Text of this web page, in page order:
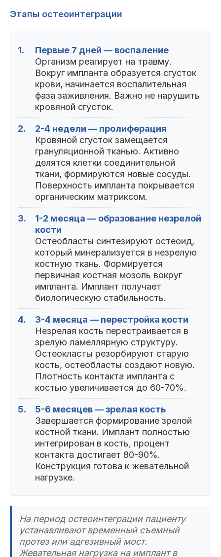
Этапы остеоинтеграции
1.
Первые 7 дней — воспаление
Организм реагирует на травму.
Вокруг импланта образуется сгусток
крови, начинается воспалительная
фаза заживления. Важно не нарушить
кровяной сгусток.
2.
2-4 недели — пролиферация
Кровяной сгусток замещается
грануляционной тканью. Активно
делятся клетки соединительной
ткани, формируются новые сосуды.
Поверхность импланта покрывается
органическим матриксом.
3.
1-2 месяца — образование незрелой
кости
Остеобласты синтезируют остеоид,
который минерализуется в незрелую
костную ткань. Формируется
первичная костная мозоль вокруг
импланта. Имплант получает
биологическую стабильность.
4.
3-4 месяца — перестройка кости
Незрелая кость перестраивается в
зрелую ламеллярную структуру.
Остеокласты резорбируют старую
кость, остеобласты создают новую.
Плотность контакта импланта с
костью увеличивается до 60-70%.
5.
5-6 месяцев — зрелая кость
Завершается формирование зрелой
костной ткани. Имплант полностью
интегрирован в кость, процент
контакта достигает 80-90%.
Конструкция готова к жевательной
нагрузке.
На период остеоинтеграции пациенту
устанавливают временный съемный
протез или адгезивный мост.
Жевательная нагрузка на имплант в